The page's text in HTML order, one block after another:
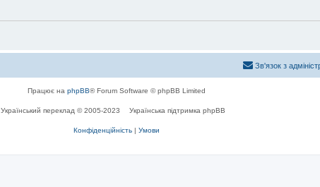
Зв'язок з
Працює на phpBB® Forum Software © phpBB Limited
Український переклад © 2005-2023 Українська підтримка phpBB
Конфіденційність | Умови